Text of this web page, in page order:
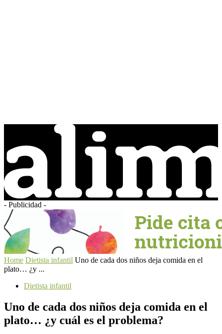
- Publicidad -
Home Dietista infantil Uno de cada dos niños deja comida en el
plato… ¿y ...
Dietista infantil
Uno de cada dos niños deja comida en el
plato… ¿y cuál es el problema?